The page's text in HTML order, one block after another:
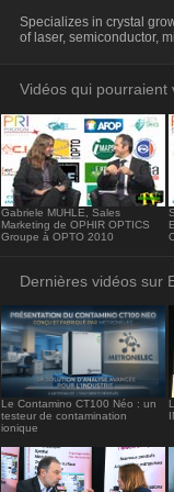
Specializes in crystal
of laser, semiconductor,
Vidéos qui pourraient
Gabriele MUHLE, Sales
Marketing de OPHIR OPTICS
Groupe à OPTO 2010
Dernières vidéos sur
Le Contamino CT100 Néo : un
testeur de contamination
ionique